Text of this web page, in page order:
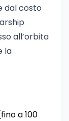
dal costo
all’orbita
la
a 100